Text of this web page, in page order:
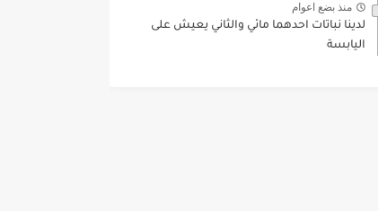
منذ بضع اعوام
لدينا نباتات احدهما مائي والثاني يعيش على
اليابسة